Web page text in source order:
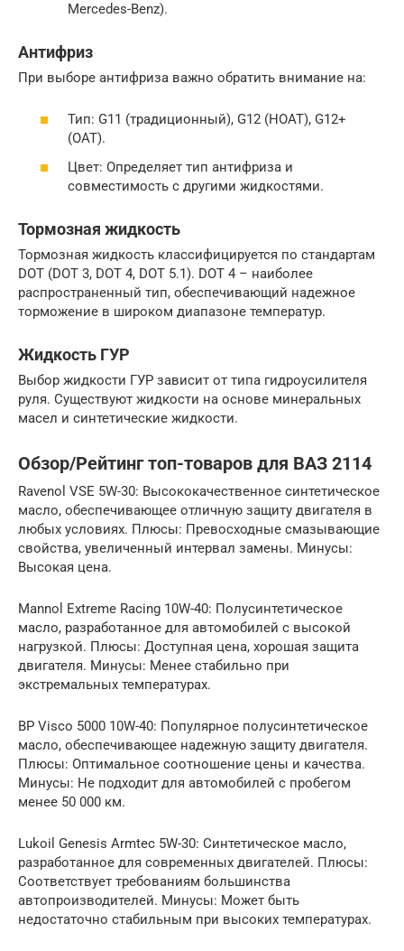
Mercedes-Benz).
Антифриз
При выборе антифриза важно обратить внимание на:
Тип: G11 (традиционный), G12 (HOAT), G12+
(OAT).
Цвет: Определяет тип антифриза и
совместимость с другими жидкостями.
Тормозная жидкость
Тормозная жидкость классифицируется по стандартам
DOT (DOT 3, DOT 4, DOT 5.1). DOT 4 – наиболее
распространенный тип, обеспечивающий надежное
торможение в широком диапазоне температур.
Жидкость ГУР
Выбор жидкости ГУР зависит от типа гидроусилителя
руля. Существуют жидкости на основе минеральных
масел и синтетические жидкости.
Обзор/Рейтинг топ-товаров для ВАЗ 2114
Ravenol VSE 5W-30: Высококачественное синтетическое
масло, обеспечивающее отличную защиту двигателя в
любых условиях. Плюсы: Превосходные смазывающие
свойства, увеличенный интервал замены. Минусы:
Высокая цена.
Mannol Extreme Racing 10W-40: Полусинтетическое
масло, разработанное для автомобилей с высокой
нагрузкой. Плюсы: Доступная цена, хорошая защита
двигателя. Минусы: Менее стабильно при
экстремальных температурах.
BP Visco 5000 10W-40: Популярное полусинтетическое
масло, обеспечивающее надежную защиту двигателя.
Плюсы: Оптимальное соотношение цены и качества.
Минусы: Не подходит для автомобилей с пробегом
менее 50 000 км.
Lukoil Genesis Armtec 5W-30: Синтетическое масло,
разработанное для современных двигателей. Плюсы:
Соответствует требованиям большинства
автопроизводителей. Минусы: Может быть
недостаточно стабильным при высоких температурах.